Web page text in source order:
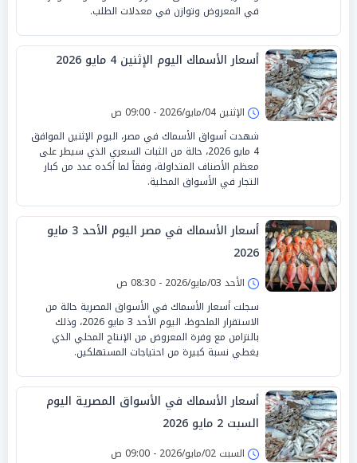
في المعروض وتوازن في معدلات الطلب.
أسعار الأسماك اليوم الإثنين 4 مايو 2026
الإثنين 04/مايو/2026 - 09:00 ص
شهدت أسواق الأسماك في مصر، اليوم الإثنين الموافق
4 مايو 2026، حالة من الثبات السعري الذي سيطر على
معظم الأصناف المتداولة، وفقاً لما أكده عدد من كبار
التجار في الأسواق المحلية.
أسعار الأسماك في مصر اليوم الأحد 3 مايو
2026
الأحد 03/مايو/2026 - 08:30 ص
سجلت أسعار الأسماك في الأسواق المصرية حالة من
الاستقرار الملحوظ، اليوم الأحد 3 مايو 2026، وذلك
بالتزامن مع وفرة المعروض من الإنتاج المحلي الذي
يغطي نسبة كبيرة من احتياجات المستهلكين.
أسعار الأسماك في الأسواق المصرية اليوم
السبت 2 مايو 2026
السبت 02/مايو/2026 - 09:00 ص